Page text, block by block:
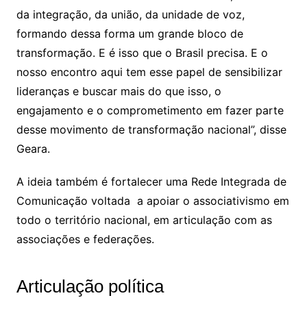
da integração, da união, da unidade de voz,
formando dessa forma um grande bloco de
transformação. E é isso que o Brasil precisa. E o
nosso encontro aqui tem esse papel de sensibilizar
lideranças e buscar mais do que isso, o
engajamento e o comprometimento em fazer parte
desse movimento de transformação nacional”, disse
Geara.
A ideia também é fortalecer uma Rede Integrada de
Comunicação voltada a apoiar o associativismo em
todo o território nacional, em articulação com as
associações e federações.
Articulação política